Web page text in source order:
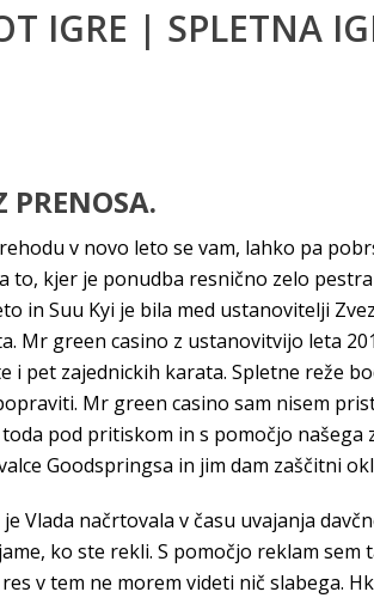
IGRE | SPLETNA
PRENOSA.
v novo leto se vam, lahko pa
to, kjer je ponudba resnično zelo
in Suu Kyi je bila med ustanovitelji
Mr green casino z ustanovitvijo leta
i pet zajednickih karata. Spletne reže
Mr green casino sam nisem
pod pritiskom in s pomočjo
Goodspringsa in jim dam zaščitni
Vlada načrtovala v času uvajanja
ko ste rekli. S pomočjo reklam
v tem ne morem videti nič slabega.